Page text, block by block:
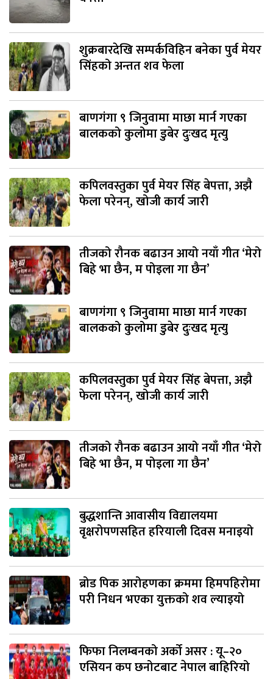
शुक्रबारदेखि सम्पर्कविहिन बनेका पुर्व मेयर
सिंहको अन्तत शव फेला
बाणगंगा ९ जिनुवामा माछा मार्न गएका
बालकको कुलोमा डुबेर दुःखद मृत्यु
कपिलवस्तुका पुर्व मेयर सिंह बेपत्ता, अझै
फेला परेनन्, खोजी कार्य जारी
तीजको रौनक बढाउन आयो नयाँ गीत ‘मेरो
बिहे भा छैन, म पोइला गा छैन’
बाणगंगा ९ जिनुवामा माछा मार्न गएका
बालकको कुलोमा डुबेर दुःखद मृत्यु
कपिलवस्तुका पुर्व मेयर सिंह बेपत्ता, अझै
फेला परेनन्, खोजी कार्य जारी
तीजको रौनक बढाउन आयो नयाँ गीत ‘मेरो
बिहे भा छैन, म पोइला गा छैन’
बुद्धशान्ति आवासीय विद्यालयमा
वृक्षरोपणसहित हरियाली दिवस मनाइयो
ब्रोड पिक आरोहणका क्रममा हिमपहिरोमा
परी निधन भएका युक्तको शव ल्याइयो
फिफा निलम्बनको अर्को असर : यू–२०
एसियन कप छनोटबाट नेपाल बाहिरियो